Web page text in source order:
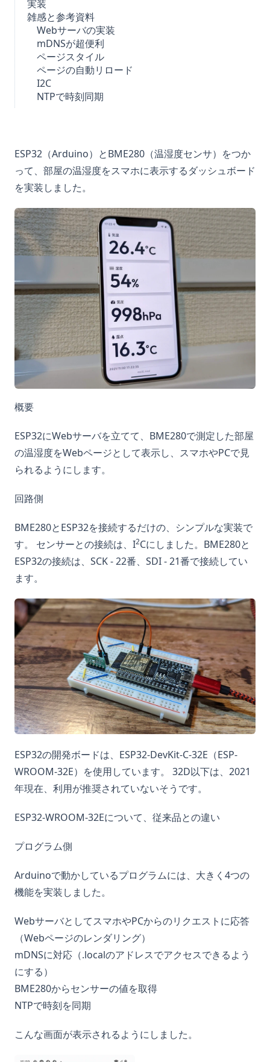
実装
雑感と参考資料
Webサーバの実装
mDNSが超便利
ページスタイル
ページの自動リロード
I2C
NTPで時刻同期
ESP32（Arduino）とBME280（温湿度センサ）をつか
って、部屋の温湿度をスマホに表示するダッシュボード
を実装しました。
概要
ESP32にWebサーバを立てて、BME280で測定した部屋
の温湿度をWebページとして表示し、スマホやPCで見
られるようにします。
回路側
BME280とESP32を接続するだけの、シンプルな実装で
す。 センサーとの接続は、I2Cにしました。BME280と
ESP32の接続は、SCK - 22番、SDI - 21番で接続してい
ます。
ESP32の開発ボードは、ESP32-DevKit-C-32E（ESP-
WROOM-32E）を使用しています。 32D以下は、2021
年現在、利用が推奨されていないそうです。
ESP32-WROOM-32Eについて、従来品との違い
プログラム側
Arduinoで動かしているプログラムには、大きく4つの
機能を実装しました。
WebサーバとしてスマホやPCからのリクエストに応答
（Webページのレンダリング）
mDNSに対応（.localのアドレスでアクセスできるよう
にする）
BME280からセンサーの値を取得
NTPで時刻を同期
こんな画面が表示されるようにしました。